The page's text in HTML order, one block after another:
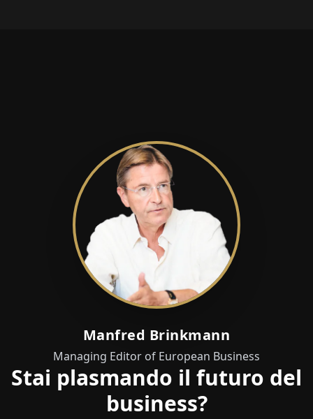
Manfred Brinkmann
Managing Editor of European Business
Stai plasmando il futuro del
business?